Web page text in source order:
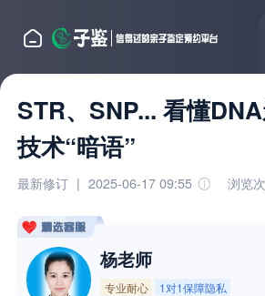
STR、SNP... 看懂
技术“暗语”
最新修订 | 2025-06-17 09:55 浏览次
杨老师
专业耐心 1对1保障隐私